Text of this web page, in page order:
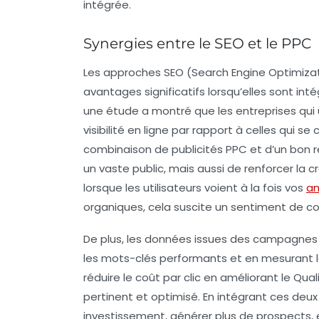
intégrée.
Synergies entre le SEO et le PPC
Les approches SEO (Search Engine
avantages significatifs lorsqu’elles sont
une étude a montré que les entreprises
visibilité en ligne par rapport à celles qui se
combinaison de publicités PPC et d’un bon
un vaste public, mais aussi de renforcer la
lorsque les utilisateurs voient à la fois vos
organiques, cela suscite un sentiment de
De plus, les données issues des
les mots-clés performants et en mesurant
réduire le coût par clic en améliorant le
pertinent et optimisé. En intégrant ces
investissement, générer plus de